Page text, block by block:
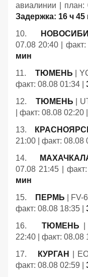
авиалинии | план:
Задержка: 16 ч 45
10.
07.08 20:40 |
мин
11. ТЮМЕНЬ |
факт: 08.08 01:34 |
12. ТЮМЕНЬ |
| факт: 08.08 02:20 |
13.
21:00 | факт: 08.08
14.
07.08 21:45 |
мин
15.
ПЕРМЬ | FV-
факт: 08.08 18:35 |
16.ТЮМЕНЬ |
22:40 | факт: 08.08
17.
КУРГАН
|
факт: 08.08 02:59 |